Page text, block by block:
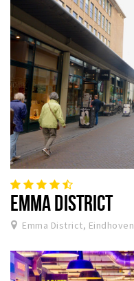
EMMA DISTRICT
Emma District, Eindhoven